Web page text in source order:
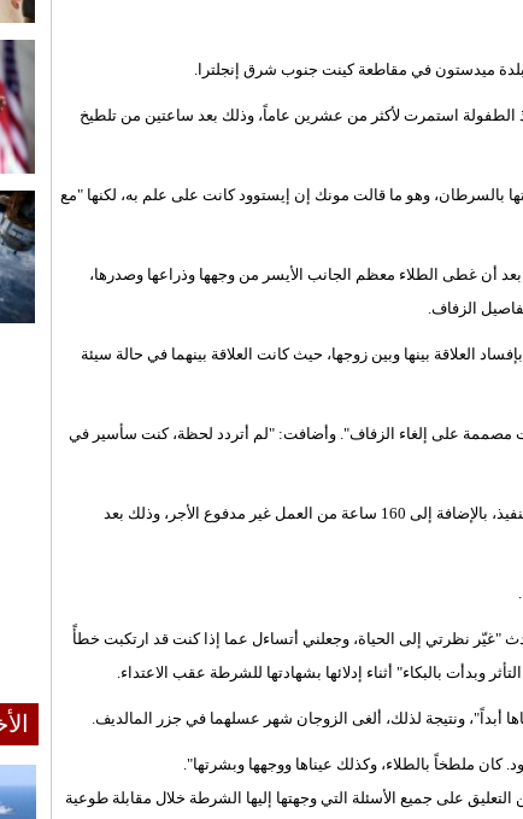
ميدستون في مقاطعة كينت جنوب شرق إنجلترا.
استمرت لأكثر من عشرين عاماً، وذلك بعد ساعتين من تلطيخ
وهو ما قالت مونك إن إيستوود كانت على علم به، لكنها "مع
أن غطى الطلاء معظم الجانب الأيسر من وجهها وذراعها وصدرها،
الزفاف.
العلاقة بينها وبين زوجها، حيث كانت العلاقة بينهما في حالة سيئة
مصممة على إلغاء الزفاف". وأضافت: "لم أتردد لحظة، كنت سأسير في
وأصدرت محكمة بريطانية حكمها على إيستوود بالسجن عشرة أشهر مع وقف التنفيذ، بالإضافة إلى 160 ساعة من العمل غير مدفوع الأجر، وذلك بعد
قالت مونك البالغة من العمر 35 عاماً، إن الحادث "غيّر نظرتي إلى الحياة، وجعلني أتساءل عما إذا كنت قد ارتكبت خطأً
وبدأت بالبكاء" أثناء إدلائها بشهادتها للشرطة عقب الاعتداء.
ونتيجة لذلك، ألغى الزوجان شهر عسلهما في جزر المالديف.
كان ملطخاً بالطلاء، وكذلك عيناها ووجهها وبشرتها".
على جميع الأسئلة التي وجهتها إليها الشرطة خلال مقابلة طوعية